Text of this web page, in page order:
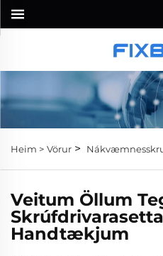
Heim > Vörur >
Veitum Öllum
Handtækjum